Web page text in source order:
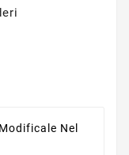
Nel